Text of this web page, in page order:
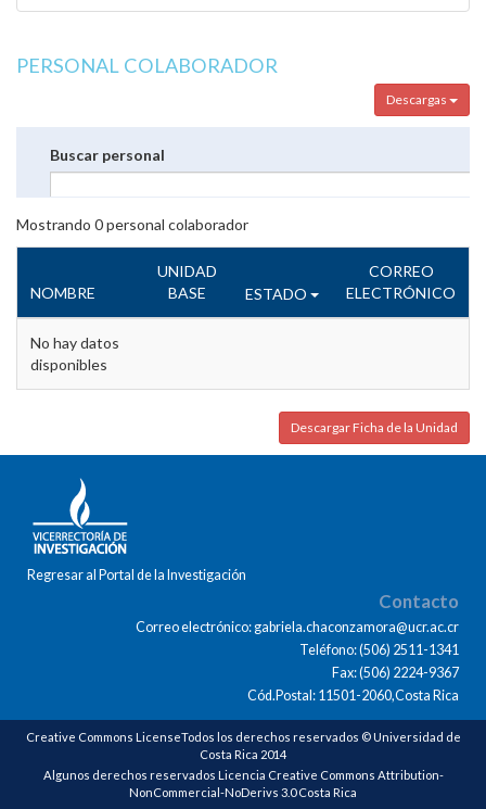
PERSONAL COLABORADOR
Descargas
Buscar personal
Mostrando 0personal colaborador
NOMBRE
UNIDAD
BASE
ESTADO
CORREO
ELECTRÓNICO
No hay datos
disponibles
Descargar Ficha de la Unidad
Regresar al Portal de la Investigación
Contacto
Correo electrónico: gabriela.chaconzamora@ucr.ac.cr
Teléfono: (506) 2511-1341
Fax: (506) 2224-9367
Cód.Postal: 11501-2060,Costa Rica
Creative Commons LicenseTodos los derechos reservados © Universidad de
Costa Rica 2014
Algunos derechos reservados Licencia Creative Commons Attribution-
NonCommercial-NoDerivs 3.0 Costa Rica